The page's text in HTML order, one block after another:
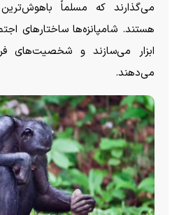
می‌گذارند که مسلماً
هستند. شامپانزه‌ها ساختار‌های
ابزار می‌سازند و شخصیت‌های
می‌دهند.